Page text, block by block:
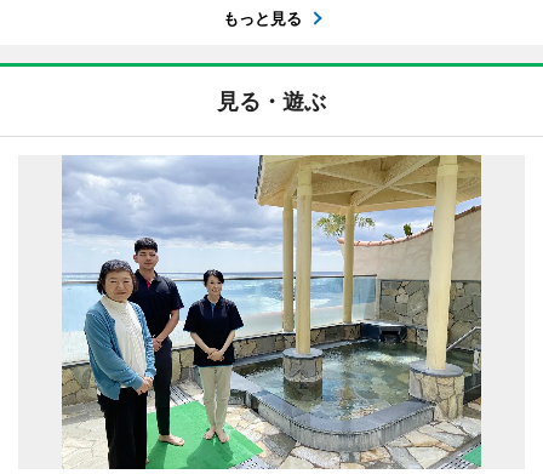
もっと見る
見る・遊ぶ